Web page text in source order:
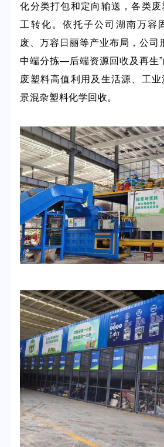
化分类打包和定向输送，各类
工转化。依托子公司湖南万容
废、万容日丽等产业布局，公司
中端分拣—后端资源回收及再生”
废塑料高值利用及生活源、工
景混杂塑料化学回收。